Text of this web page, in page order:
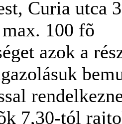
Curia utca
100 fõ
azok a
7,30-tól